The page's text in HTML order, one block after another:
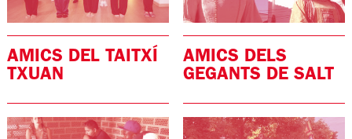
AMICS DEL TAITXÍ
TXUAN
AMICS DELS
GEGANTS DE SALT